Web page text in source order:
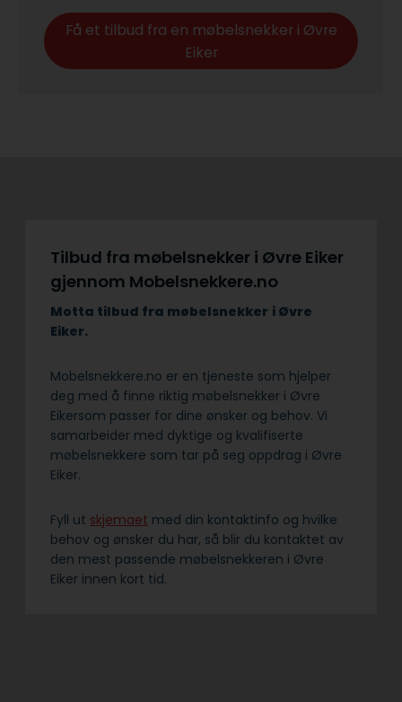
Få et tilbud fra en møbelsnekker i Øvre
Eiker
Tilbud fra møbelsnekker i Øvre Eiker
gjennom Mobelsnekkere.no
Motta tilbud fra møbelsnekker i Øvre
Eiker.
Mobelsnekkere.no er en tjeneste som hjelper
deg med å finne riktig møbelsnekker i Øvre
Eikersom passer for dine ønsker og behov. Vi
samarbeider med dyktige og kvalifiserte
møbelsnekkere som tar på seg oppdrag i Øvre
Eiker.
Fyll ut skjemaet med din kontaktinfo og hvilke
behov og ønsker du har, så blir du kontaktet av
den mest passende møbelsnekkeren i Øvre
Eiker innen kort tid.